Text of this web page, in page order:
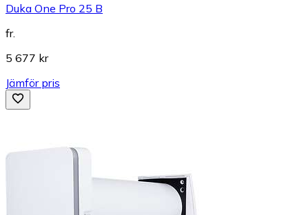
Duka One Pro 25 B
fr.
5 677 kr
Jämför pris